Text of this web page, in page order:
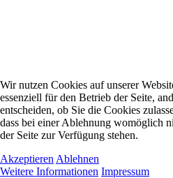
Wir nutzen Cookies auf unserer
essenziell für den Betrieb der Seite,
entscheiden, ob Sie die Cookies
dass bei einer Ablehnung womöglich
der Seite zur Verfügung stehen.
Akzeptieren Ablehnen
Weitere Informationen Impressum